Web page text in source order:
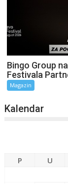
Bingo Group
Festivala
Magazin
Kalendar
P U